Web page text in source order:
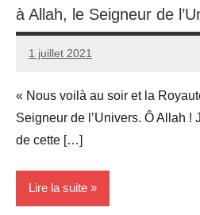
à Allah, le Seigneur de
1 juillet 2021
prieres
« Nous voilà au soir et la
Seigneur de l’Univers. Ô Allah !
de cette […]
Lire la suite